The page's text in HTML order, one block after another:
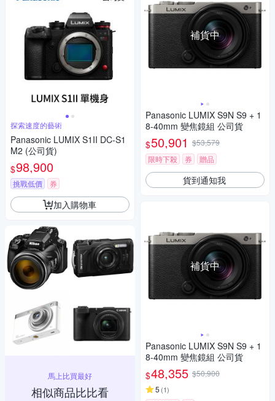
探索速度的藝術
Panasonic LUMIX S1II DC-S1
M2 (公司貨)
$98,900
挑戰低價 券
加入購物車
馬上比買最好
相似商品比比看
補貨中
Panasonic LUMIX S9N S9 + 1
8-40mm 變焦鏡組 公司貨
$50,901 $53,579
限時下殺
券 贈品
貨到通知我
補貨中
Panasonic LUMIX S9N S9 + 1
8-40mm 變焦鏡組 公司貨
$48,355 $50,900
5 (1)